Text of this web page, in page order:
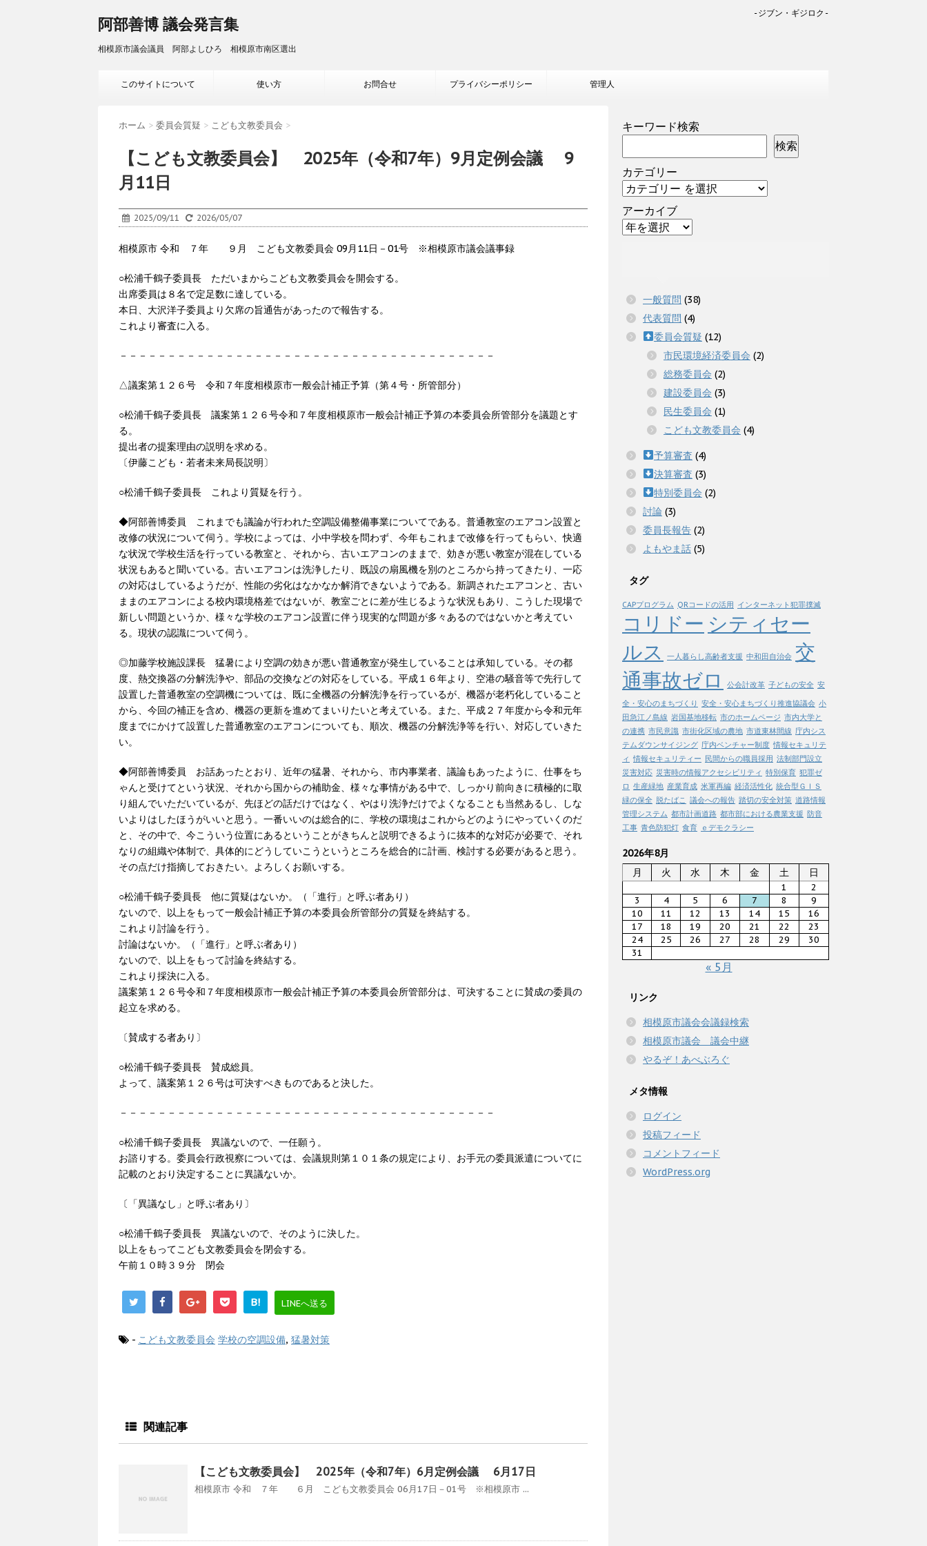
阿部善博 議会発言集
相模原市議会議員 阿部よしひろ 相模原市南区選出
-ジブン・ギジロク-
このサイトについて 使い方 お問合せ プライバシーポリシー 管理人
ホーム > 委員会質疑 > こども文教委員会 >
【こども文教委員会】 2025年（令和7年）9月定例会議 9
月11日
2025/09/11 2026/05/07
相模原市 令和 ７年 ９月 こども文教委員会 09月11日－01号 ※相模原市議会議事録
○松浦千鶴子委員長 ただいまからこども文教委員会を開会する。
出席委員は８名で定足数に達している。
本日、大沢洋子委員より欠席の旨通告があったので報告する。
これより審査に入る。
－－－－－－－－－－－－－－－－－－－－－－－－－－－－－－－－－－－－－－－
△議案第１２６号 令和７年度相模原市一般会計補正予算（第４号・所管部分）
○松浦千鶴子委員長 議案第１２６号令和７年度相模原市一般会計補正予算の本委員会所管部分を議題とす
る。
提出者の提案理由の説明を求める。
〔伊藤こども・若者未来局長説明〕
○松浦千鶴子委員長 これより質疑を行う。
◆阿部善博委員 これまでも議論が行われた空調設備整備事業についてである。普通教室のエアコン設置と
改修の状況について伺う。学校によっては、小中学校を問わず、今年もこれまで改修を行ってもらい、快適
な状況で学校生活を行っている教室と、それから、古いエアコンのままで、効きが悪い教室が混在している
状況もあると聞いている。古いエアコンは洗浄したり、既設の扇風機を別のところから持ってきたり、一応
の対応はしているようだが、性能の劣化はなかなか解消できないようである。新調されたエアコンと、古い
ままのエアコンによる校内環境格差ではないが、教室ごとに差が生じるような状況もあり、こうした現場で
新しい問題というか、様々な学校のエアコン設置に伴う現実的な問題が多々あるのではないかと考えてい
る。現状の認識について伺う。
◎加藤学校施設課長 猛暑により空調の効きが悪い普通教室が発生していることは承知している。その都
度、熱交換器の分解洗浄や、部品の交換などの対応をしている。平成１６年より、空港の騒音等で先行して
設置した普通教室の空調機については、既に全機器の分解洗浄を行っているが、機器が老朽化していること
から、今回の補正を含め、機器の更新を進めてまいりたいと考えている。また、平成２７年度から令和元年
度までにかけて設置した普通教室のエアコンについても、順次、機器の分解洗浄等を行い、対応していきた
い。
◆阿部善博委員 お話あったとおり、近年の猛暑、それから、市内事業者、議論もあったように、仕事をち
ゃんと受けてという状況、それから国からの補助金、様々な事情がある中で、しっかり前向きに積極的に取
り組んでいただいているが、先ほどの話だけではなく、やはり洗浄だけでよくなることも当然あるし、しな
いよりはしたほうがいいと思う。一番いいのは総合的に、学校の環境はこれからどのようにやっていくのだ
と、その中で、今こういう位置にあるということがきちんと説明できるように抜本的な対応が必要で、それ
なりの組織や体制で、具体的にどうしていこうというところを総合的に計画、検討する必要があると思う。
その点だけ指摘しておきたい。よろしくお願いする。
○松浦千鶴子委員長 他に質疑はないか。（「進行」と呼ぶ者あり）
ないので、以上をもって一般会計補正予算の本委員会所管部分の質疑を終結する。
これより討論を行う。
討論はないか。（「進行」と呼ぶ者あり）
ないので、以上をもって討論を終結する。
これより採決に入る。
議案第１２６号令和７年度相模原市一般会計補正予算の本委員会所管部分は、可決することに賛成の委員の
起立を求める。
〔賛成する者あり〕
○松浦千鶴子委員長 賛成総員。
よって、議案第１２６号は可決すべきものであると決した。
－－－－－－－－－－－－－－－－－－－－－－－－－－－－－－－－－－－－－－－
○松浦千鶴子委員長 異議ないので、一任願う。
お諮りする。委員会行政視察については、会議規則第１０１条の規定により、お手元の委員派遣についてに
記載のとおり決定することに異議ないか。
〔「異議なし」と呼ぶ者あり〕
○松浦千鶴子委員長 異議ないので、そのように決した。
以上をもってこども文教委員会を閉会する。
午前１０時３９分 閉会
B! LINEへ送る
- こども文教委員会 学校の空調設備, 猛暑対策
関連記事
【こども文教委員会】 2025年（令和7年）6月定例会議 6月17日
相模原市 令和 ７年 ６月 こども文教委員会 06月17日－01号 ※相模原市 ...
キーワード検索
検索
カテゴリー
アーカイブ
一般質問 (38)
代表質問 (4)
委員会質疑 (12)
市民環境経済委員会 (2)
総務委員会 (2)
建設委員会 (3)
民生委員会 (1)
こども文教委員会 (4)
予算審査 (4)
決算審査 (3)
特別委員会 (2)
討論 (3)
委員長報告 (2)
よもやま話 (5)
タグ
CAPプログラム QRコードの活用 インターネット犯罪撲滅
コリドー シティセー
ルス
一人暮らし高齢者支援 中和田自治会 交
通事故ゼロ
公会計改革 子どもの安全 安
全・安心のまちづくり 安全・安心まちづくり推進協議会 小
田急江ノ島線 岩国基地移転 市のホームページ 市内大学と
の連携 市民意識 市街化区域の農地 市道東林間線 庁内シス
テムダウンサイジング 庁内ベンチャー制度 情報セキュリテ
ィ 情報セキュリティー 民間からの職員採用 法制部門設立
災害対応 災害時の情報アクセシビリティ 特別保育 犯罪ゼ
ロ 生産緑地 産業育成 米軍再編 経済活性化 統合型ＧＩＳ
緑の保全 脱たばこ 議会への報告 踏切の安全対策 道路情報
管理システム 都市計画道路 都市部における農業支援 防音
工事 青色防犯灯 食育 ｅデモクラシー
2026年8月
月
火 水 木 金 土 日
1
2
3
4 5 6 7 8
9
10
11 12 13 14 15
16
17
18 19 20 21 22
23
24
25 26 27 28 29
30
31
« 5月
リンク
相模原市議会会議録検索
相模原市議会 議会中継
やるぞ！あべぶろぐ
メタ情報
ログイン
投稿フィード
コメントフィード
WordPress.org